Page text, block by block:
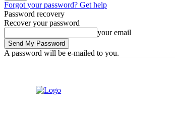
Forgot your password? Get help
Password recovery
Recover your password
your email
A password will be e-mailed to you.